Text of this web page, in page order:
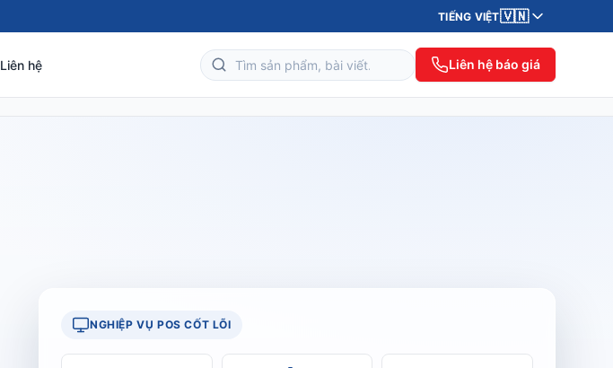
TIẾNG VIỆT🇻🇳
Liên hệ Liên hệ báo giá
NGHIỆP VỤ POS CỐT LÕI